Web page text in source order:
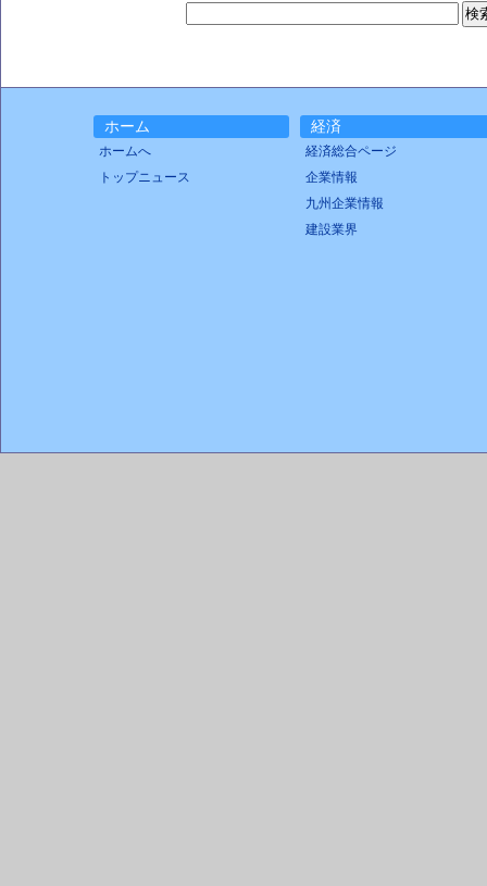
ホーム
ホームへ
トップニュース
経済
経済総合ページ
企業情報
九州企業情報
建設業界